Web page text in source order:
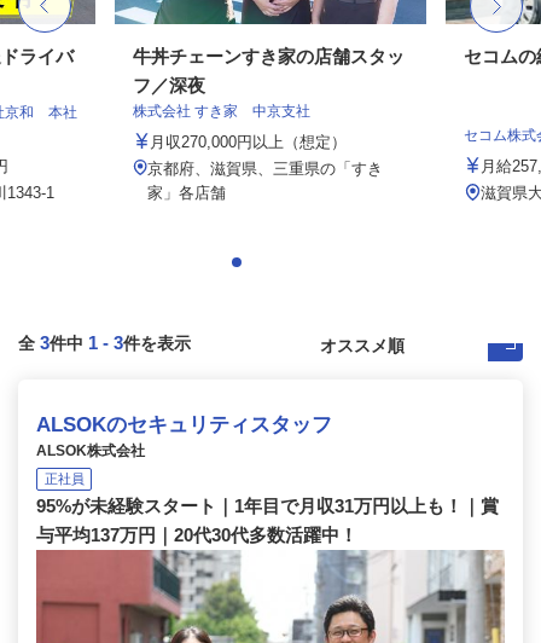
ライバ
京和 本社
1343-1
牛丼チェーンすき家の店舗スタッ
フ／深夜
株式会社 すき家 中京支社
月収270,000円以上（想定）
京都府、滋賀県、三重県の「すき
家」各店舗
セコムの
セコム株式
月給
滋賀県
全 3件中 1 - 3件を表示
ALSOKのセキュリティスタッフ
ALSOK株式会社
正社員
95%が未経験スタート｜1年目で月収31万円以上も！｜賞
与平均137万円｜20代30代多数活躍中！